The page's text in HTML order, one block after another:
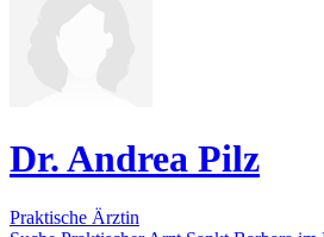
Dr. Andrea Pilz
Praktische Ärztin